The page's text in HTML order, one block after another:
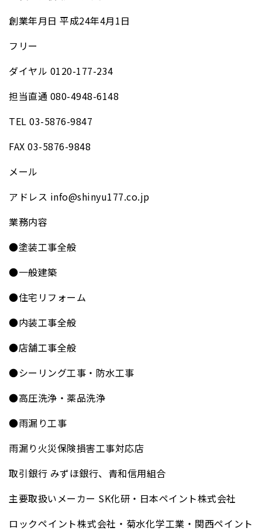
創業年月日 平成24年4月1日
フリー
ダイヤル 0120-177-234
担当直通 080-4948-6148
TEL 03-5876-9847
FAX 03-5876-9848
メール
アドレス info@shinyu177.co.jp
業務内容
●塗装工事全般
●一般建築
●住宅リフォーム
●内装工事全般
●店舗工事全般
●シーリング工事・防水工事
●高圧洗浄・薬品洗浄
●雨漏り工事
雨漏り火災保険損害工事対応店
取引銀行 みずほ銀行、青和信用組合
主要取扱いメーカー SK化研・日本ペイント株式会社
ロックペイント株式会社・菊水化学工業・関西ペイント